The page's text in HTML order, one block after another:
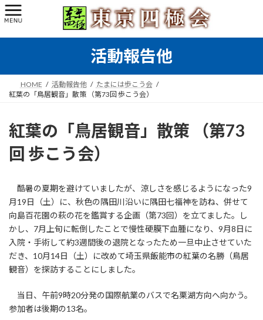
コ
ン
ン
ス
ナ
ビ
ー
ン
活動報告他
HOME 活動報告他
たまには歩こう会
紅葉の「鳥居観音」散策 （第73回 歩こう会）
紅葉の「鳥居観音」散策 （第73
回 歩こう会）
酷暑の夏期を避けていましたが、涼しさを感じるようになった9
月19日（土）に、秋色の隅田川沿いに隅田七福神を訪ね、併せて
向島百花園の萩の花を鑑賞する企画（第73回）を立てました。し
かし、7月上旬に転倒したことで慢性硬膜下血腫になり、9月8日に
入院・手術して約3週間後の退院となったため一旦中止させていた
だき、10月14日（土）に改めて埼玉県飯能市の紅葉の名勝（鳥居
観音）を探訪することにしました。
当日、午前9時20分発の国際航業のバスで名栗湖方向へ向かう。
参加者は後期の13名。